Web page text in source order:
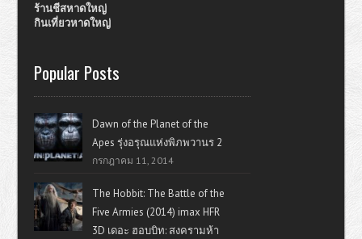
ร้านชีสหาดใหญ่
กินเที่ยวหาดใหญ่
Popular Posts
Dawn of the Planet of the
Apes รุ่งอรุณแห่งพิภพวานร 2
กรกฎาคม 11, 2014
The Hobbit: The Battle of the
Five Armies (2014) imax HFR
3D เดอะ ฮอบบิท: สงครามห้า